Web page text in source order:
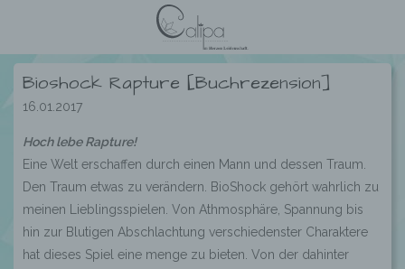
Bioshock Rapture [Buchrezension]
16.01.2017
Hoch lebe Rapture!
Eine Welt erschaffen durch einen Mann und dessen Traum.
Den Traum etwas zu verändern. BioShock gehört wahrlich zu
meinen Lieblingsspielen. Von Athmosphäre, Spannung bis
hin zur Blutigen Abschlachtung verschiedenster Charaktere
hat dieses Spiel eine menge zu bieten. Von der dahinter